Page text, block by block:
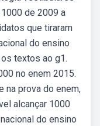
de 2009 a
que tiraram
do ensino
textos ao g1.
no enem 2015.
na prova do enem,
alcançar 1000
do ensino